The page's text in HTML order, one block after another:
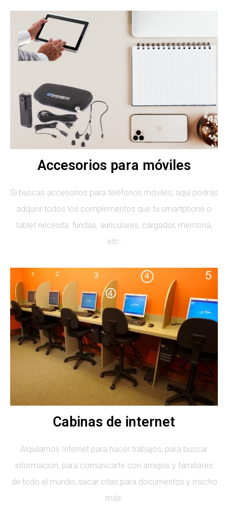
Accesorios para móviles
Si buscas accesorios para teléfonos móviles, aquí podrás
adquirir todos los complementos que tu smartphone o
tablet necesita: fundas, auriculares, cargador, memoria,
etc.
Cabinas de internet
Alquilamos Internet para hacer trabajos, para buscar
información, para comunicarte con amigos y familiares
de todo el mundo, sacar citas para documentos y mucho
más.